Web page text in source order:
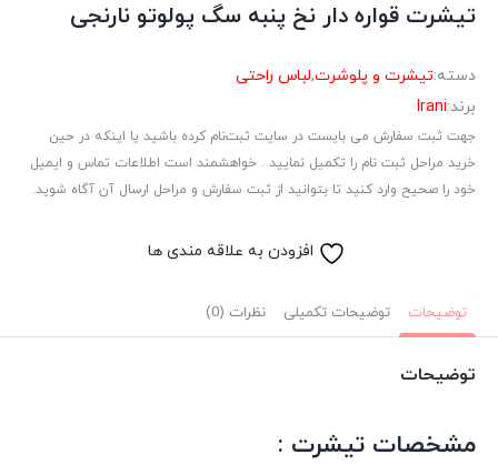
تیشرت قواره دار نخ پنبه سگ پولوتو نارنجی
دسته:تیشرت و پلوشرت,لباس راحتی
برند:Irani
جهت ثبت سفارش می بایست در سایت ثبت‌نام کرده باشید یا اینکه در حین
خرید مراحل ثبت نام را تکمیل نمایید . خواهشمند است اطلاعات تماس و ایمیل
خود را صحیح وارد کنید تا بتوانید از ثبت سفارش و مراحل ارسال آن آگاه شوید.
افزودن به علاقه مندی ها
توضیحات توضیحات تکمیلی نظرات (0)
توضیحات
مشخصات تیشرت :